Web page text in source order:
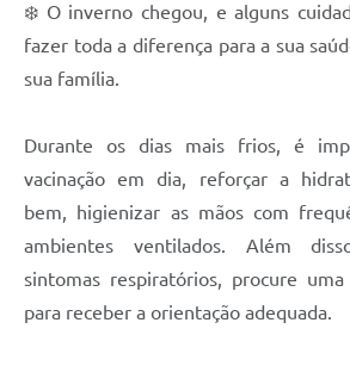
❄️ O inverno chegou, e alguns
fazer toda a diferença para a sua
sua família.
Durante os dias mais frios, é
vacinação em dia, reforçar a
bem, higienizar as mãos com
ambientes ventilados. Além
sintomas respiratórios, procure
para receber a orientação adequada.